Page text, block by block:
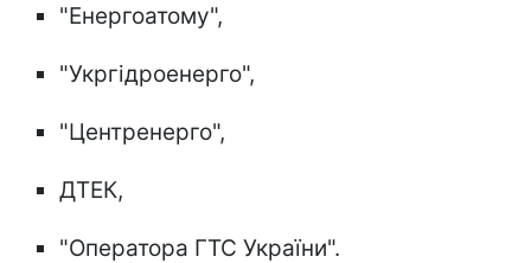
"Енергоатому",
"Укргідроенерго",
"Центренерго",
ДТЕК,
"Оператора ГТС України".